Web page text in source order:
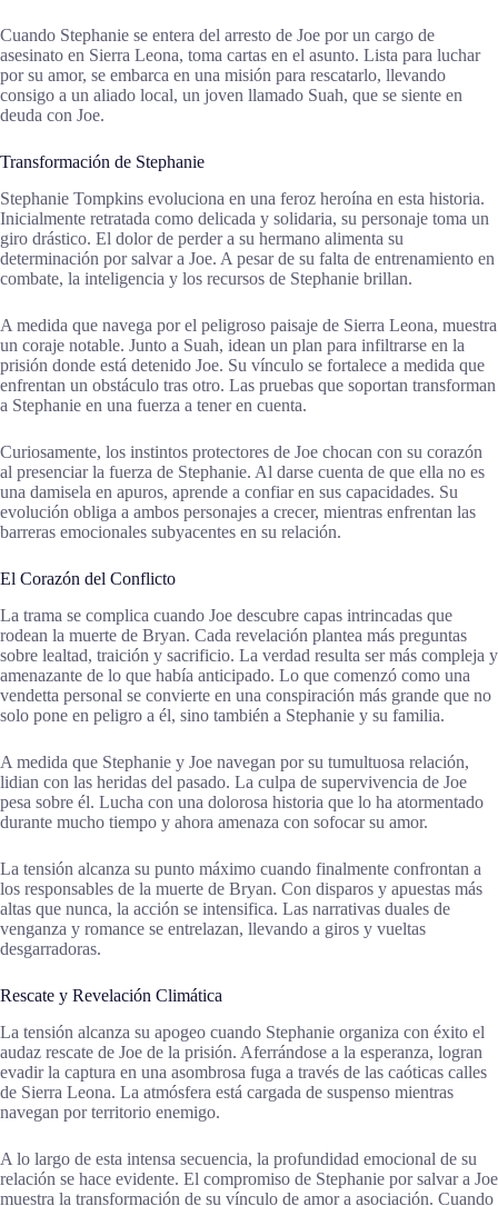
Cuando Stephanie se entera del arresto de Joe por un cargo de
asesinato en Sierra Leona, toma cartas en el asunto. Lista para luchar
por su amor, se embarca en una misión para rescatarlo, llevando
consigo a un aliado local, un joven llamado Suah, que se siente en
deuda con Joe.
Transformación de Stephanie
Stephanie Tompkins evoluciona en una feroz heroína en esta historia.
Inicialmente retratada como delicada y solidaria, su personaje toma un
giro drástico. El dolor de perder a su hermano alimenta su
determinación por salvar a Joe. A pesar de su falta de entrenamiento en
combate, la inteligencia y los recursos de Stephanie brillan.
A medida que navega por el peligroso paisaje de Sierra Leona, muestra
un coraje notable. Junto a Suah, idean un plan para infiltrarse en la
prisión donde está detenido Joe. Su vínculo se fortalece a medida que
enfrentan un obstáculo tras otro. Las pruebas que soportan transforman
a Stephanie en una fuerza a tener en cuenta.
Curiosamente, los instintos protectores de Joe chocan con su corazón
al presenciar la fuerza de Stephanie. Al darse cuenta de que ella no es
una damisela en apuros, aprende a confiar en sus capacidades. Su
evolución obliga a ambos personajes a crecer, mientras enfrentan las
barreras emocionales subyacentes en su relación.
El Corazón del Conflicto
La trama se complica cuando Joe descubre capas intrincadas que
rodean la muerte de Bryan. Cada revelación plantea más preguntas
sobre lealtad, traición y sacrificio. La verdad resulta ser más compleja y
amenazante de lo que había anticipado. Lo que comenzó como una
vendetta personal se convierte en una conspiración más grande que no
solo pone en peligro a él, sino también a Stephanie y su familia.
A medida que Stephanie y Joe navegan por su tumultuosa relación,
lidian con las heridas del pasado. La culpa de supervivencia de Joe
pesa sobre él. Lucha con una dolorosa historia que lo ha atormentado
durante mucho tiempo y ahora amenaza con sofocar su amor.
La tensión alcanza su punto máximo cuando finalmente confrontan a
los responsables de la muerte de Bryan. Con disparos y apuestas más
altas que nunca, la acción se intensifica. Las narrativas duales de
venganza y romance se entrelazan, llevando a giros y vueltas
desgarradoras.
Rescate y Revelación Climática
La tensión alcanza su apogeo cuando Stephanie organiza con éxito el
audaz rescate de Joe de la prisión. Aferrándose a la esperanza, logran
evadir la captura en una asombrosa fuga a través de las caóticas calles
de Sierra Leona. La atmósfera está cargada de suspenso mientras
navegan por territorio enemigo.
A lo largo de esta intensa secuencia, la profundidad emocional de su
relación se hace evidente. El compromiso de Stephanie por salvar a Joe
muestra la transformación de su vínculo de amor a asociación. Cuando